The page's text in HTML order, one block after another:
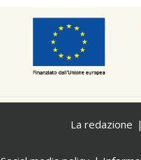
La redazione